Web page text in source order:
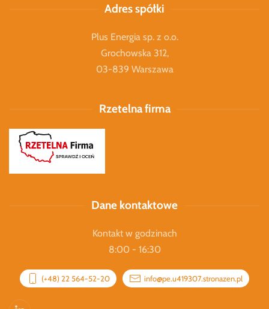
Adres spółki
Plus Energia sp. z o.o.
Grochowska 312,
03-839 Warszawa
Rzetelna firma
Dane kontaktowe
Kontakt w godzinach
8:00 - 16:30
(+48) 22 564-52-20 info@pe.u419307.stronazen.pl